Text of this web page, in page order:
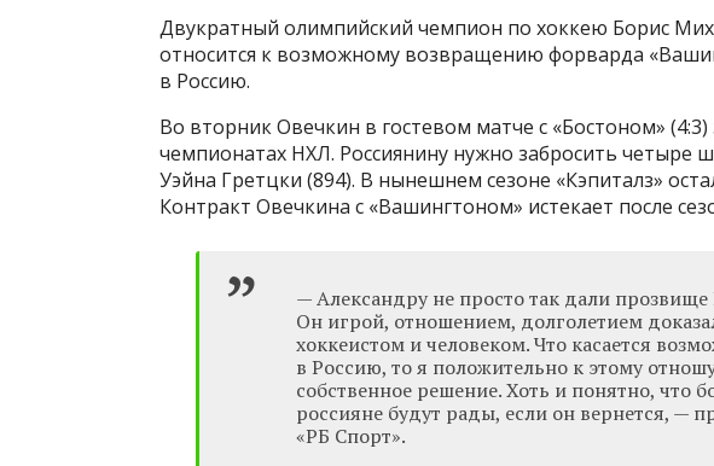
Двукратный олимпийский чемпион по хоккею Борис
относится к возможному возвращению форварда
в Россию.
Во вторник Овечкин в гостевом матче с «Бостоном» (4:3)
чемпионатах НХЛ. Россиянину нужно забросить четыре
Уэйна Гретцки (894). В нынешнем сезоне «Кэпиталз»
Контракт Овечкина с «Вашингтоном» истекает после
— Александру не просто так дали
Он игрой, отношением, долголетием
хоккеистом и человеком. Что касается
в Россию, то я положительно к этому
собственное решение. Хоть и понятно, что
россияне будут рады, если он вернется, —
«РБ Спорт».